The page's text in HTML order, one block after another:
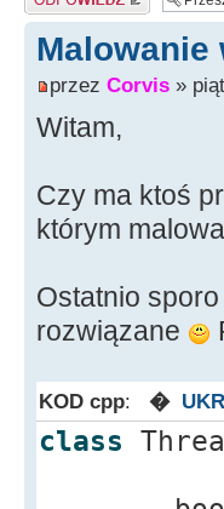
Malowanie
przez Corvis »
Witam,
Czy ma ktoś
którym
Ostatnio
rozwiązane
KOD cpp: �
class